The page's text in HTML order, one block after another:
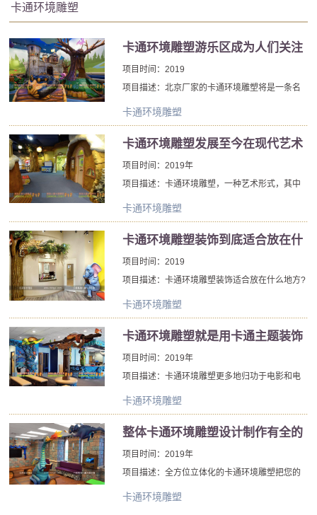
卡通环境雕塑
卡通环境雕塑游乐区成为人们关注
的焦点
项目时间：2019
项目描述：北京厂家的卡通环境雕塑将是一条名
友好绿龙的家。他的紫色妻子和他们的儿子，尽
的卡通环境雕塑位于迷人的森林中，除了家庭友
卡通环境雕塑
卡通环境雕塑发展至今在现代艺术
中的地位
项目时间：2019年
项目描述：卡通环境雕塑，一种艺术形式，其中
硬质或塑料材料被加工成三维艺术品。这些设计
从静态画面到上下文该包围的旁观者。卡通环境
石头、金属、织物、玻璃、木材、石膏、橡胶或
随机“发现”的物体。材料可以雕刻、建模、模制、
铸造、锻造、焊接、缝合、组装或以其他方式成
形和组合。
卡通环境雕塑
卡通环境雕塑装饰到底适合放在什
么地方呢
项目时间：2019
项目描述：卡通环境雕塑装饰适合放在什么地方?
其实，卡通环境雕塑装饰室内、室外环境都是可
一个重要元素，它是一种艺术造诣比较高的环境
卡通环境雕塑
卡通环境雕塑就是用卡通主题装饰
儿童乐园空间
项目时间：2019年
项目描述：卡通环境雕塑更多地归功于电影和电
视中流行的卡通图像，而不是任何美国原住民传
性的努力。现代的装修趋专业化、主题化，卡通
卡通环境雕塑
整体卡通环境雕塑设计制作有全的
案列
项目时间：2019年
项目描述：全方位立体化的卡通环境雕塑把您的
整体空间包装成卡通环境，我们现有的系列卡通
卡通环境雕塑